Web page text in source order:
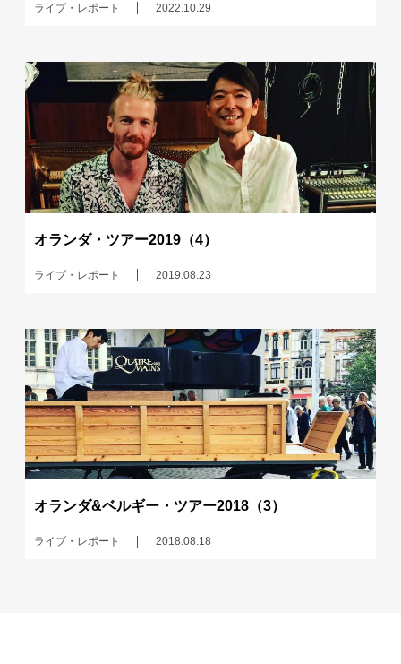
ライブ・レポート 2022.10.29
オランダ・ツアー2019（4）
ライブ・レポート 2019.08.23
オランダ&ベルギー・ツアー2018（3）
ライブ・レポート 2018.08.18